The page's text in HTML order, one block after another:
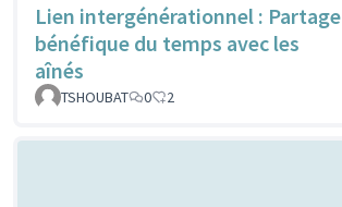
Lien intergénérationnel : Partage
bénéfique du temps avec les
aînés
TSHOUBAT 0 2